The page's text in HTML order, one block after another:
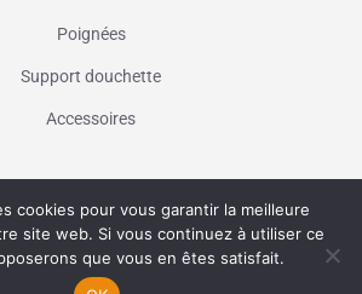
Poignées
Support douchette
Accessoires
votre agence web à Marseille -
cookies pour vous garantir la meilleure
site web. Si vous continuez à utiliser ce
que vous en êtes satisfait.